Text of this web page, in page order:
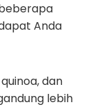
Anda
dan
lebih